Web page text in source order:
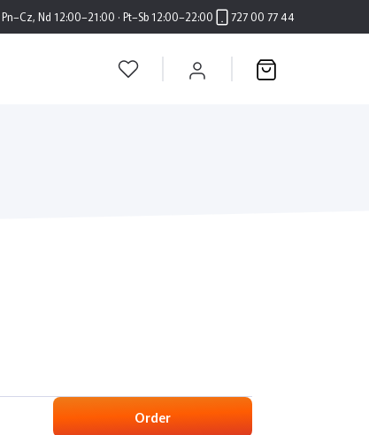
Pn–Cz, Nd 12:00–21:00 · Pt–Sb 12:00–22:00 727 00 77 44
Order